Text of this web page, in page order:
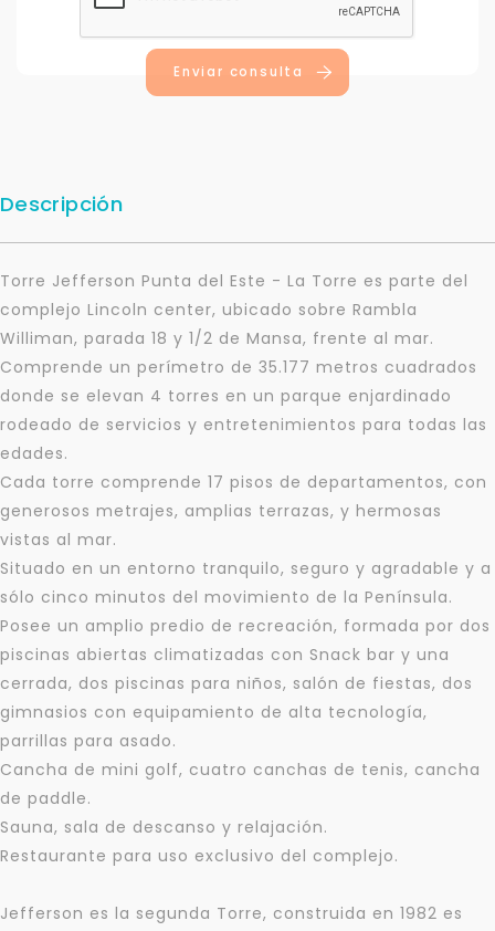
Enviar consulta
Descripción
Torre Jefferson Punta del Este - La Torre es parte del
complejo Lincoln center, ubicado sobre Rambla
Williman, parada 18 y 1/2 de Mansa, frente al mar.
Comprende un perímetro de 35.177 metros cuadrados
donde se elevan 4 torres en un parque enjardinado
rodeado de servicios y entretenimientos para todas las
edades.
Cada torre comprende 17 pisos de departamentos, con
generosos metrajes, amplias terrazas, y hermosas
vistas al mar.
Situado en un entorno tranquilo, seguro y agradable y a
sólo cinco minutos del movimiento de la Península.
Posee un amplio predio de recreación, formada por dos
piscinas abiertas climatizadas con Snack bar y una
cerrada, dos piscinas para niños, salón de fiestas, dos
gimnasios con equipamiento de alta tecnología,
parrillas para asado.
Cancha de mini golf, cuatro canchas de tenis, cancha
de paddle.
Sauna, sala de descanso y relajación.
Restaurante para uso exclusivo del complejo.
Jefferson es la segunda Torre, construida en 1982 es